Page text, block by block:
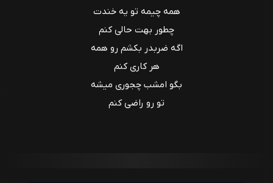
همه چیمه تو یه خندت
چطور بهت حالی کنم
اگه ضربدر بکشم رو همه
هر کاری کنم
بگو امشب چجوری میشه
تو رو راضی کنم